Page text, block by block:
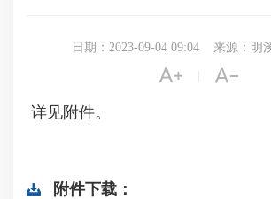
日期：2023-09-04 09:04 来源：明
 
详见附件。
附件下载：